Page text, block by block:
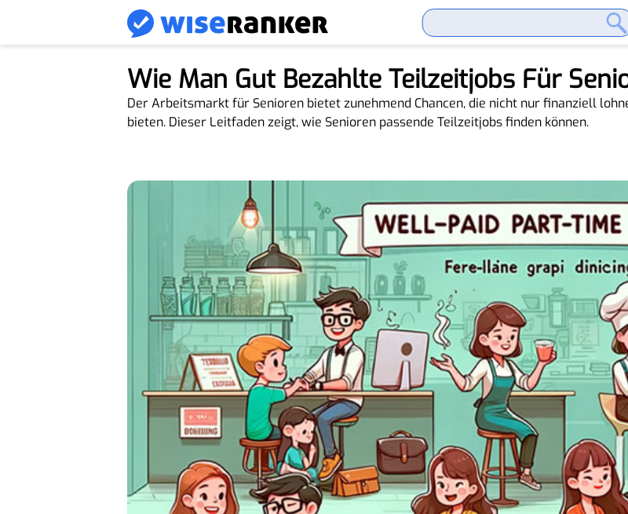
Wie Man Gut Bezahlte Teilzeitjobs Für
Der Arbeitsmarkt für Senioren bietet zunehmend Chancen, die nicht nur finanziell
bieten. Dieser Leitfaden zeigt, wie Senioren passende Teilzeitjobs finden können.